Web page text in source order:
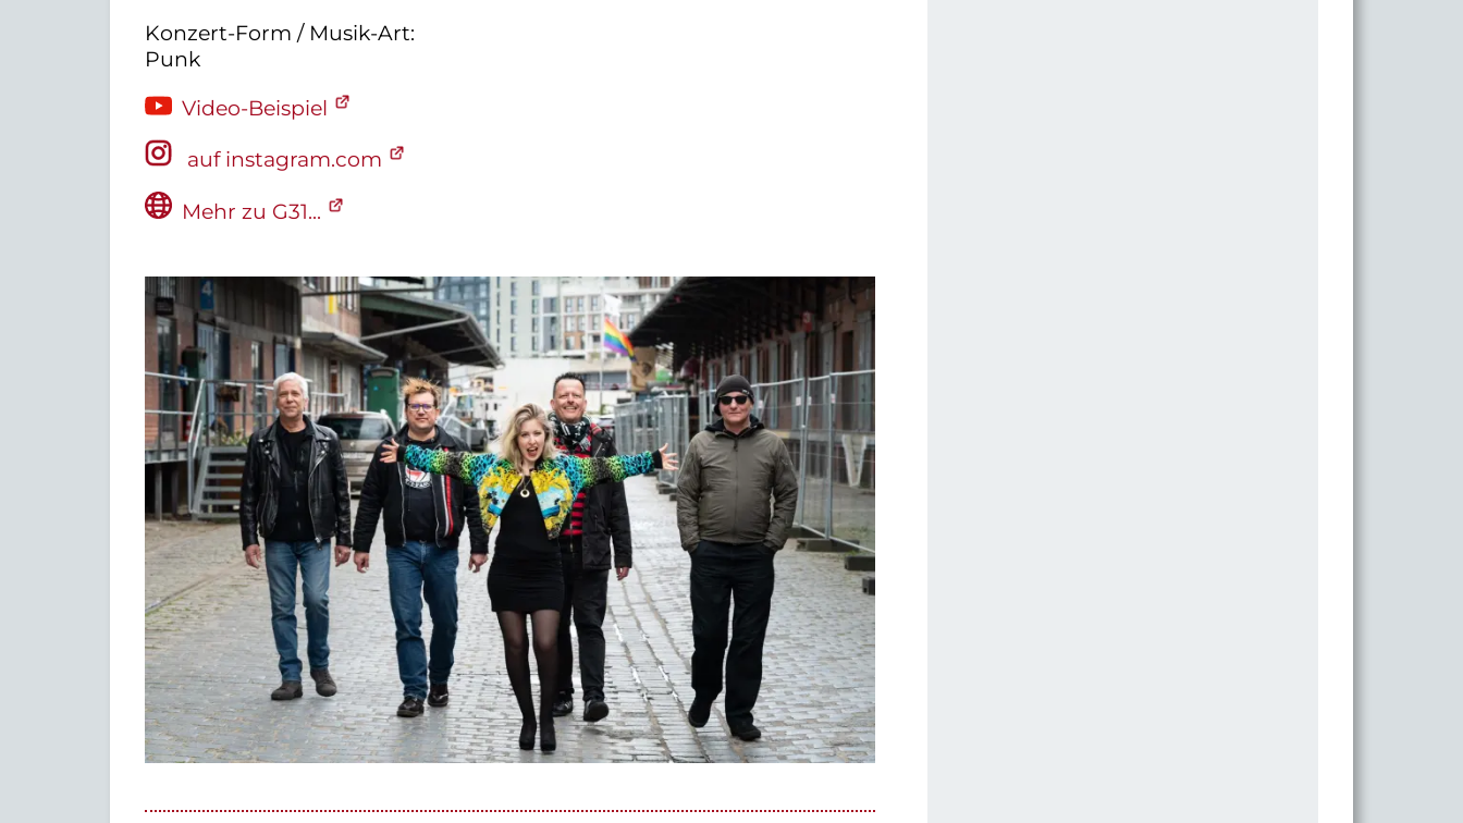
Konzert-Form / Musik-Art:
Punk
Video-Beispiel
auf instagram.com
Mehr zu G31...